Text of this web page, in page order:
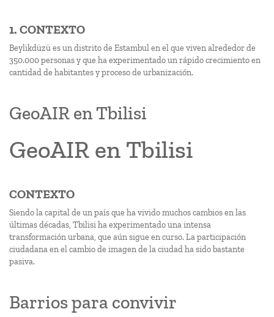
1. CONTEXTO
Beylikdüzü es un distrito de Estambul en el que viven alrededor de
350.000 personas y que ha experimentado un rápido crecimiento en
cantidad de habitantes y proceso de urbanización.
GeoAIR en Tbilisi
GeoAIR en Tbilisi
CONTEXTO
Siendo la capital de un país que ha vivido muchos cambios en las
últimas décadas, Tbilisi ha experimentado una intensa
transformación urbana, que aún sigue en curso. La participación
ciudadana en el cambio de imagen de la ciudad ha sido bastante
pasiva.
Barrios para convivir